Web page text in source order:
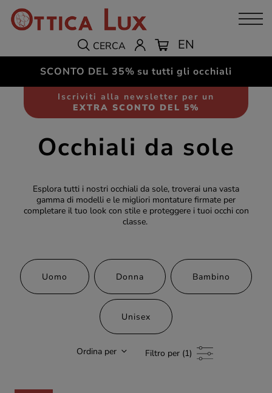
CERCA EN
SCONTO DEL 35% su tutti gli occhiali
Iscriviti alla newsletter per un
EXTRA SCONTO DEL 5%
Occhiali da sole
Esplora tutti i nostri occhiali da sole, troverai una vasta
gamma di modelli e le migliori montature firmate per
completare il tuo look con stile e proteggere i tuoi occhi con
classe.
Uomo Donna Bambino
Unisex
Ordina per Filtro per (1)